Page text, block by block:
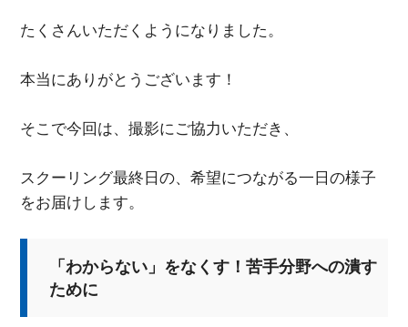
たくさんいただくようになりました。
本当にありがとうございます！
そこで今回は、撮影にご協力いただき、
スクーリング最終日の、希望につながる一日の様子
をお届けします。
「わからない」をなくす！苦手分野への潰す
ために